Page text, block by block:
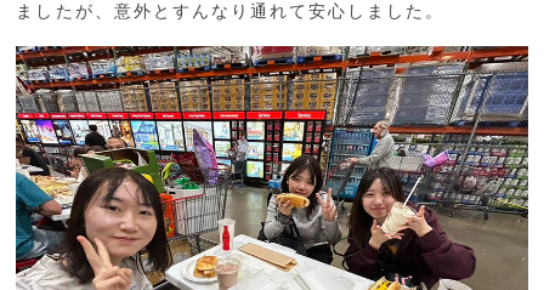
ましたが、意外とすんなり通れて安心しました。